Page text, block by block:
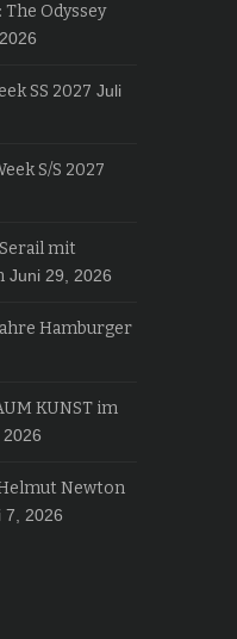
Odyssey
SS 2027 Juli
S/S 2027
mit
Juni 29, 2026
Hamburger
KUNST im
Newton
7, 2026